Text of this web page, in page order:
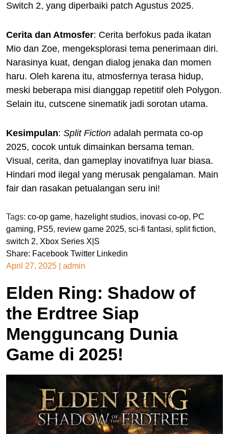
Switch 2, yang diperbaiki patch Agustus 2025.
Cerita dan Atmosfer: Cerita berfokus pada ikatan
Mio dan Zoe, mengeksplorasi tema penerimaan diri.
Narasinya kuat, dengan dialog jenaka dan momen
haru. Oleh karena itu, atmosfernya terasa hidup,
meski beberapa misi dianggap repetitif oleh Polygon.
Selain itu, cutscene sinematik jadi sorotan utama.
Kesimpulan: Split Fiction adalah permata co-op
2025, cocok untuk dimainkan bersama teman.
Visual, cerita, dan gameplay inovatifnya luar biasa.
Hindari mod ilegal yang merusak pengalaman. Main
fair dan rasakan petualangan seru ini!
Tags: co-op game, hazelight studios, inovasi co-op, PC
gaming, PS5, review game 2025, sci-fi fantasi, split fiction,
switch 2, Xbox Series X|S
Share: Facebook Twitter Linkedin
April 27, 2025
admin
Elden Ring: Shadow of
the Erdtree Siap
Mengguncang Dunia
Game di 2025!